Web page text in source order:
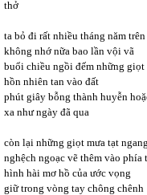
thở
ta bỏ đi rất nhiều tháng năm
không nhớ nữa bao lần vội vã
buổi chiều ngồi đếm những
hồn nhiên tan vào đất
phút giây bỗng thành huyễn
xa như ngày đã qua
còn lại những giọt mưa tạt
nghệch ngoạc vẽ thêm vào phía
hình hài mơ hồ của ước vọng
giữ trong vòng tay chông chênh